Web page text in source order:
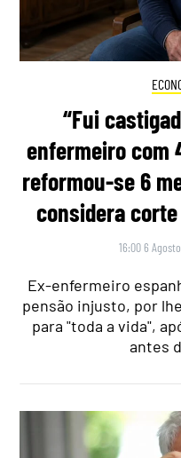
“Fui
enfermeiro com
reformou-se 6
considera
16:00 6
Ex-enfermeiro
pensão injusto, por
para "toda a vida",
antes